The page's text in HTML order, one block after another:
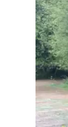
prehrávač